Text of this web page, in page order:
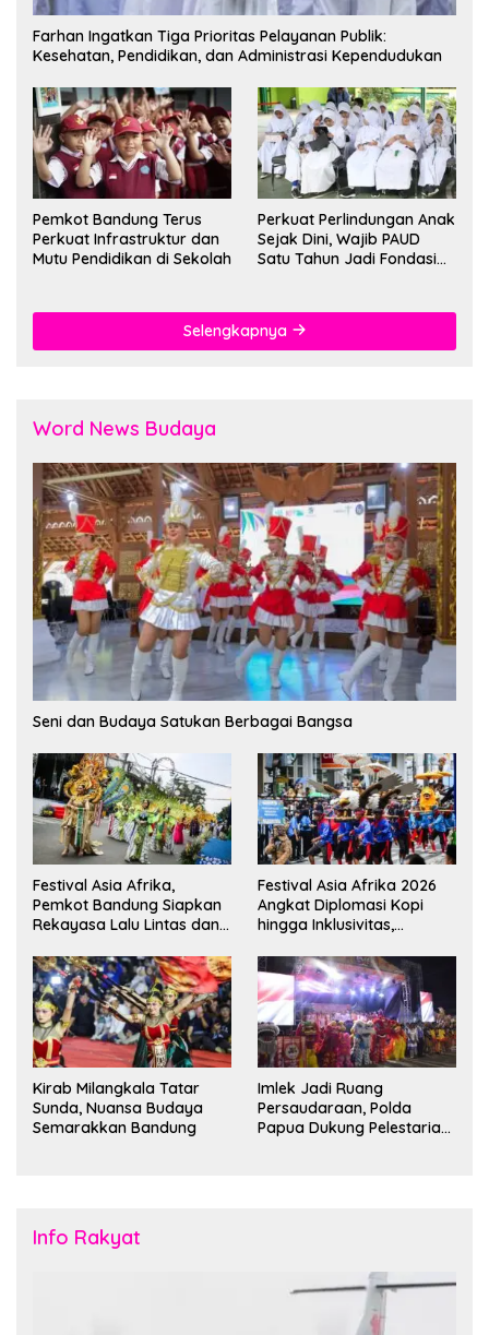
Farhan Ingatkan Tiga Prioritas Pelayanan Publik:
Kesehatan, Pendidikan, dan Administrasi Kependudukan
Pemkot Bandung Terus
Perkuat Infrastruktur dan
Mutu Pendidikan di Sekolah
Perkuat Perlindungan Anak
Sejak Dini, Wajib PAUD
Satu Tahun Jadi Fondasi
Selengkapnya
Word News Budaya
Seni dan Budaya Satukan Berbagai Bangsa
Festival Asia Afrika,
Pemkot Bandung Siapkan
Rekayasa Lalu Lintas dan
Festival Asia Afrika 2026
Angkat Diplomasi Kopi
hingga Inklusivitas,
Duta Besar
Kirab Milangkala Tatar
Sunda, Nuansa Budaya
Semarakkan Bandung
Imlek Jadi Ruang
Persaudaraan, Polda
Papua Dukung Pelestarian
Info Rakyat